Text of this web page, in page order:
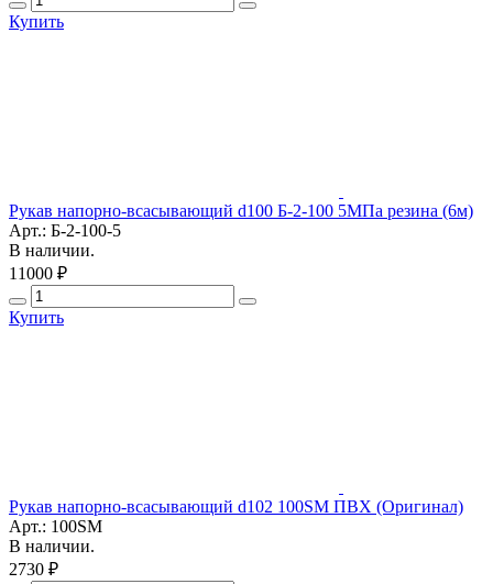
Купить
Рукав напорно-всасывающий d100 Б-2-100 5МПа резина (6м)
Арт.: Б-2-100-5
В наличии.
11000 ₽
Купить
Рукав напорно-всасывающий d102 100SM ПВХ (Оригинал)
Арт.: 100SM
В наличии.
2730 ₽